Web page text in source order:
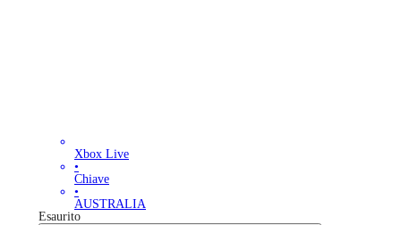
Xbox Live
•
Chiave
•
AUSTRALIA
Esaurito